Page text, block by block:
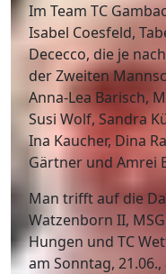
Im Team TC
Isabel Coesfeld,
Dececco, die je
der Zweiten
Anna-Lea Barisch,
Susi Wolf, Sandra
Ina Kaucher, Dina
Gärtner und Amrei
Man trifft auf die
Watzenborn II,
Hungen und TC
am Sonntag,